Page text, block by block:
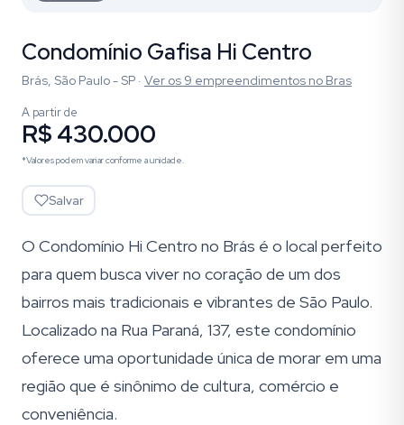
Condomínio Gafisa Hi Centro
Brás, São Paulo - SP · Ver os 9 empreendimentos no Bras
A partir de
R$ 430.000
*Valores podem variar conforme a unidade.
Salvar
O Condomínio Hi Centro no Brás é o local perfeito
para quem busca viver no coração de um dos
bairros mais tradicionais e vibrantes de São Paulo.
Localizado na Rua Paraná, 137, este condomínio
oferece uma oportunidade única de morar em uma
região que é sinônimo de cultura, comércio e
conveniência.